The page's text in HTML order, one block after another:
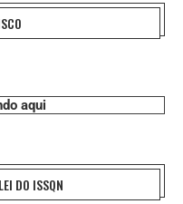
aqui
DO ISSQN